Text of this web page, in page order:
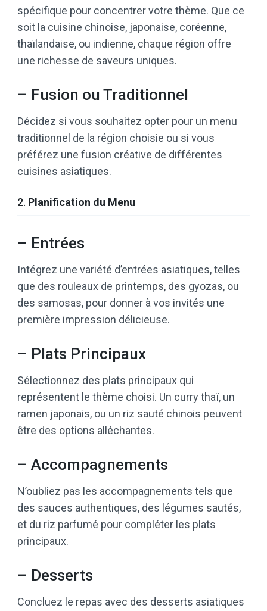
spécifique pour concentrer votre thème. Que ce
soit la cuisine chinoise, japonaise, coréenne,
thaïlandaise, ou indienne, chaque région offre
une richesse de saveurs uniques.
– Fusion ou Traditionnel
Décidez si vous souhaitez opter pour un menu
traditionnel de la région choisie ou si vous
préférez une fusion créative de différentes
cuisines asiatiques.
2. Planification du Menu
– Entrées
Intégrez une variété d’entrées asiatiques, telles
que des rouleaux de printemps, des gyozas, ou
des samosas, pour donner à vos invités une
première impression délicieuse.
– Plats Principaux
Sélectionnez des plats principaux qui
représentent le thème choisi. Un curry thaï, un
ramen japonais, ou un riz sauté chinois peuvent
être des options alléchantes.
– Accompagnements
N’oubliez pas les accompagnements tels que
des sauces authentiques, des légumes sautés,
et du riz parfumé pour compléter les plats
principaux.
– Desserts
Concluez le repas avec des desserts asiatiques